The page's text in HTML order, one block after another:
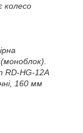
колесо
RD-HG-12A
160 мм